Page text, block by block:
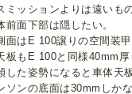
ミッションよりは遠いも
前面下部は隠したい。
面はE 100譲りの空間装
板もE 100と同様40mm
した姿勢になると車体天
ソンの底面は30mmしか